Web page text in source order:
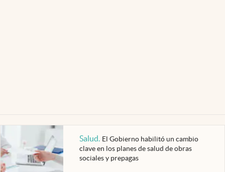
Salud El Gobierno habilitó un cambio
clave en los planes de salud de obras
sociales y prepagas